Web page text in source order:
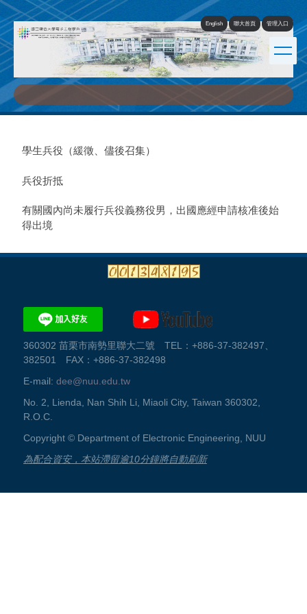
跳
到
主
要
內
容
區
English 聯大首頁 管理入口
學生兵役（緩徵、儘後召集）
兵役折抵
有關國內尚未履行兵役義務役男，出國應經申請核准後始
得出境
360302 苗栗市南勢里聯大二號 TEL：+886-37-382497、
382501 FAX：+886-37-382498
E-mail: dee@nuu.edu.tw
No. 2, Lienda, Nan Shih Li, Miaoli City, Taiwan 360302,
R.O.C.
Copyright © Department of Electronic Engineering, NUU
為配合資安，本站滯留逾10分鐘將自動刷新